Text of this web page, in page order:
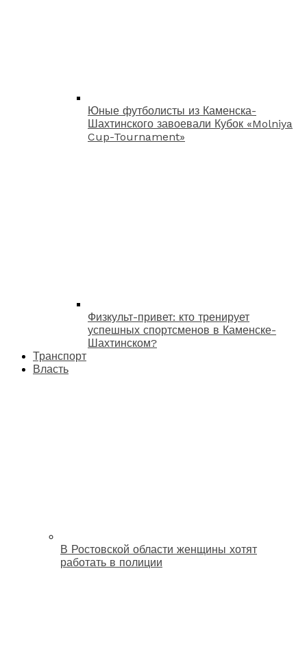
Юные футболисты из Каменска-
Шахтинского завоевали Кубок «Molniya
Cup-Tournament»
Физкульт-привет: кто тренирует
успешных спортсменов в Каменске-
Шахтинском?
Транспорт
Власть
В Ростовской области женщины хотят
работать в полиции